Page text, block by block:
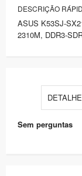
DESCRIÇÃO
ASUS K53SJ-
2310M, DDR3-
Sem perguntas